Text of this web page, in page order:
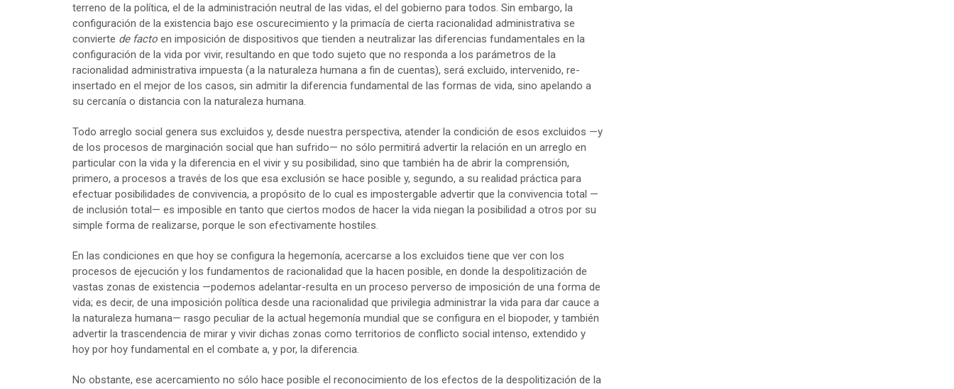
terreno de la política, el de la administración neutral de las vidas, el del gobierno para todos. Sin embargo, la
configuración de la existencia bajo ese oscurecimiento y la primacía de cierta racionalidad administrativa se
convierte de facto en imposición de dispositivos que tienden a neutralizar las diferencias fundamentales en la
configuración de la vida por vivir, resultando en que todo sujeto que no responda a los parámetros de la
racionalidad administrativa impuesta (a la naturaleza humana a fin de cuentas), será excluido, intervenido, re-
insertado en el mejor de los casos, sin admitir la diferencia fundamental de las formas de vida, sino apelando a
su cercanía o distancia con la naturaleza humana.
Todo arreglo social genera sus excluidos y, desde nuestra perspectiva, atender la condición de esos excluidos —y
de los procesos de marginación social que han sufrido— no sólo permitirá advertir la relación en un arreglo en
particular con la vida y la diferencia en el vivir y su posibilidad, sino que también ha de abrir la comprensión,
primero, a procesos a través de los que esa exclusión se hace posible y, segundo, a su realidad práctica para
efectuar posibilidades de convivencia, a propósito de lo cual es impostergable advertir que la convivencia total —
de inclusión total— es imposible en tanto que ciertos modos de hacer la vida niegan la posibilidad a otros por su
simple forma de realizarse, porque le son efectivamente hostiles.
En las condiciones en que hoy se configura la hegemonía, acercarse a los excluidos tiene que ver con los
procesos de ejecución y los fundamentos de racionalidad que la hacen posible, en donde la despolitización de
vastas zonas de existencia —podemos adelantar-resulta en un proceso perverso de imposición de una forma de
vida; es decir, de una imposición política desde una racionalidad que privilegia administrar la vida para dar cauce a
la naturaleza humana— rasgo peculiar de la actual hegemonía mundial que se configura en el biopoder, y también
advertir la trascendencia de mirar y vivir dichas zonas como territorios de conflicto social intenso, extendido y
hoy por hoy fundamental en el combate a, y por, la diferencia.
No obstante, ese acercamiento no sólo hace posible el reconocimiento de los efectos de la despolitización de la